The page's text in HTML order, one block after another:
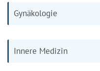
Gynäkologie
Innere Medizin